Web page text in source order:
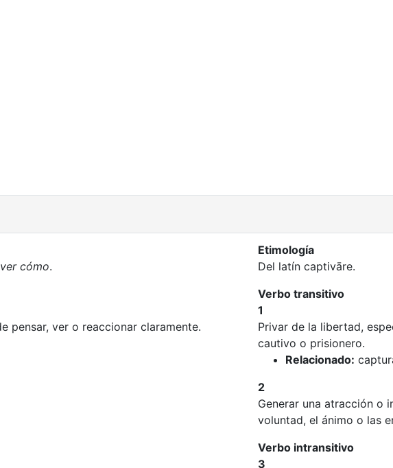
cómo.
pensar, ver o reaccionar claramente.
Etimología
Del latín captivāre.
Verbo transitivo
1
Privar de la libertad,
cautivo o prisionero.
Relacionado:
2
Generar una atracción o
voluntad, el ánimo o las
Verbo intransitivo
3